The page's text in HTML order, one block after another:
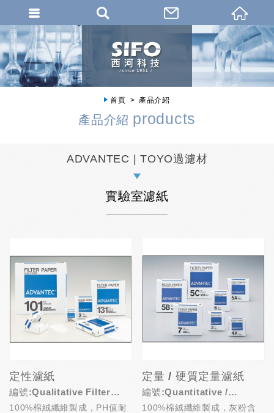
首頁 產品介紹
產品介紹 products
ADVANTEC | TOYO過濾材
實驗室濾紙
定性濾紙
編號:Qualitative Filter
Papers
100%棉絨纖維製成，PH值耐
定量 / 硬質定量濾紙
編號:Quantitative /
Hardened Filter Papers
100%棉絨纖維製成，灰粉含